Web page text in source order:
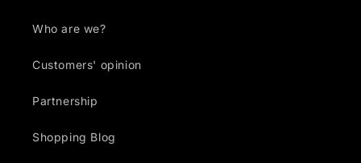
Who are we?
Customers' opinion
Partnership
Shopping Blog